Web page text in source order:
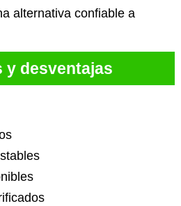
alternativa confiable a
y desventajas